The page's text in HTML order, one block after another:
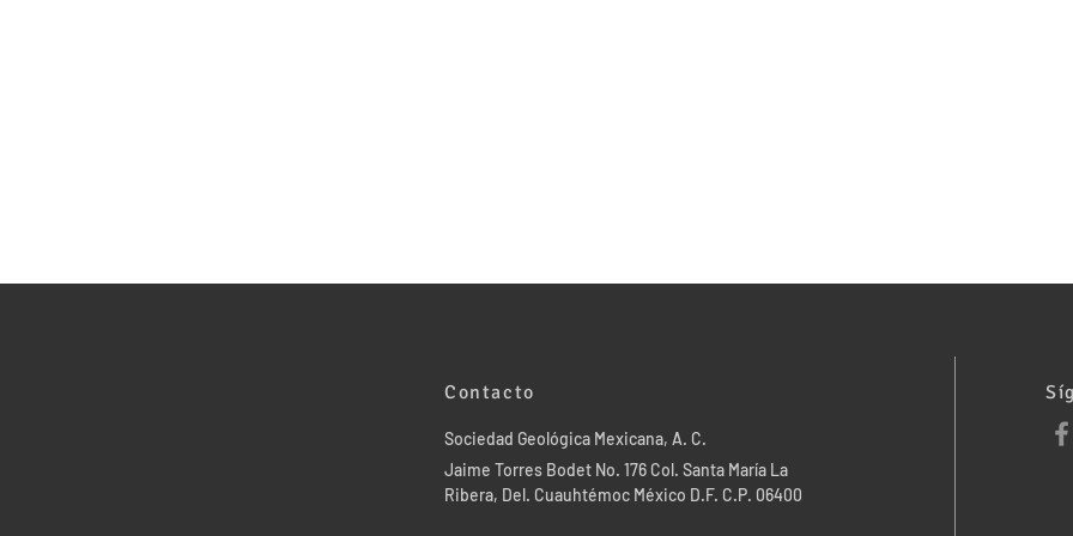
Contacto
Sociedad Geológica Mexicana, A. C.
Jaime Torres Bodet No. 176 Col. Santa María La
Ribera, Del. Cuauhtémoc México D.F. C.P. 06400